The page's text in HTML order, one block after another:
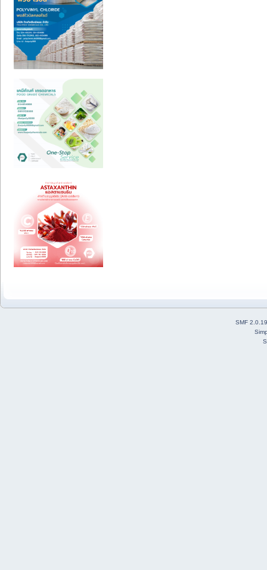
SMF 2.0.19